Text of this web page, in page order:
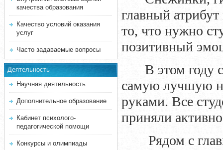
качества образования
Качество условий оказания
услуг
Часто задаваемые вопросы
Деятельность
Научная деятельность
Дополнительное образование
Кабинет психолого-
педагогической помощи
Конкурсы и олимпиады
главный
то, что нужно
позитивный
В этом году
самую лучшую
руками. Все
приняли
Рядом с